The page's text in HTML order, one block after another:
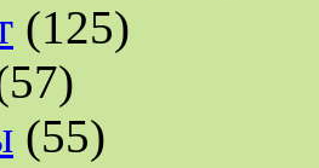
(125)
(55)